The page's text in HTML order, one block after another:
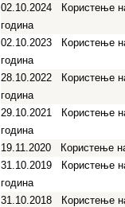
02.10.2024
Користење
година
02.10.2023
Користење
година
28.10.2022
Користење
година
29.10.2021
Користење
година
19.11.2020
Користење
31.10.2019
Користење
година
31.10.2018
Користење